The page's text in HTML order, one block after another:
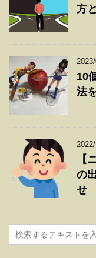
方
10
法
【
の
せ